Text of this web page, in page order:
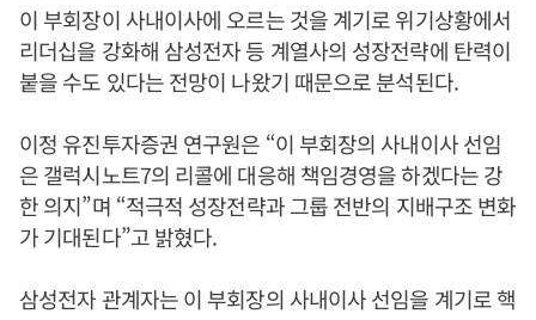
이 부회장이 사내이사에 오르는 것을 계기로 위기상황에서
리더십을 강화해 삼성전자 등 계열사의 성장전략에 탄력이
붙을 수도 있다는 전망이 나왔기 때문으로 분석된다.
이정 유진투자증권 연구원은 “이 부회장의 사내이사 선임
은 갤럭시노트7의 리콜에 대응해 책임경영을 하겠다는 강
한 의지”며 “적극적 성장전략과 그룹 전반의 지배구조 변화
가 기대된다”고 밝혔다.
삼성전자 관계자는 이 부회장의 사내이사 선임을 계기로 핵